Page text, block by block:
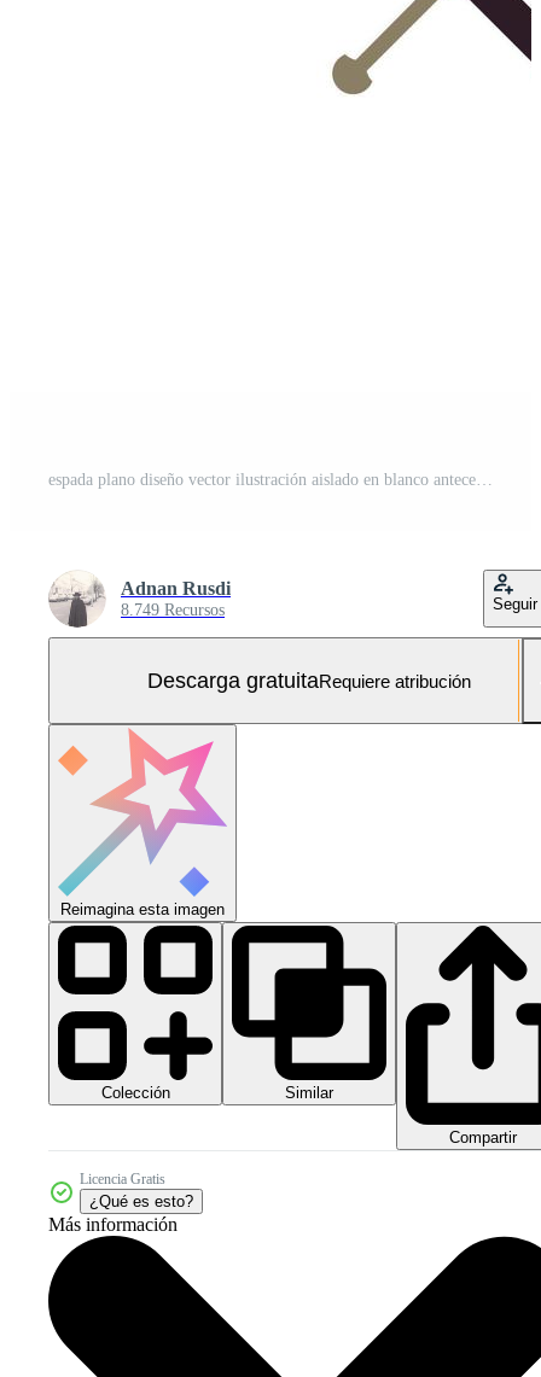
espada plano diseño vector ilustración aislado en blanco antecedentes Vector Gratis y SVG Gratis
Adnan Rusdi
8.749 Recursos Seguir
Descarga gratuitaRequiere atribución
Reimagina esta imagen
Colección Similar
Compartir
Licencia Gratis
¿Qué es esto?
Más información